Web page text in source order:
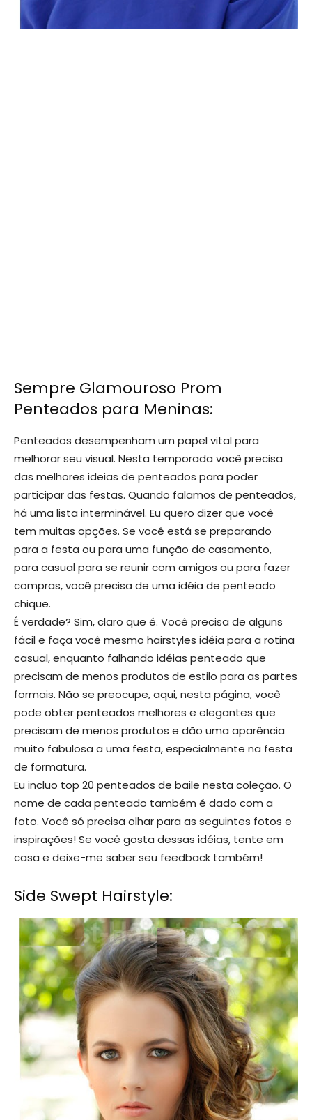
Sempre Glamouroso Prom
Penteados para Meninas:
Penteados desempenham um papel vital para
melhorar seu visual. Nesta temporada você precisa
das melhores ideias de penteados para poder
participar das festas. Quando falamos de penteados,
há uma lista interminável. Eu quero dizer que você
tem muitas opções. Se você está se preparando
para a festa ou para uma função de casamento,
para casual para se reunir com amigos ou para fazer
compras, você precisa de uma idéia de penteado
chique.
É verdade? Sim, claro que é. Você precisa de alguns
fácil e faça você mesmo hairstyles idéia para a rotina
casual, enquanto falhando idéias penteado que
precisam de menos produtos de estilo para as partes
formais. Não se preocupe, aqui, nesta página, você
pode obter penteados melhores e elegantes que
precisam de menos produtos e dão uma aparência
muito fabulosa a uma festa, especialmente na festa
de formatura.
Eu incluo top 20 penteados de baile nesta coleção. O
nome de cada penteado também é dado com a
foto. Você só precisa olhar para as seguintes fotos e
inspirações! Se você gosta dessas idéias, tente em
casa e deixe-me saber seu feedback também!
Side Swept Hairstyle: